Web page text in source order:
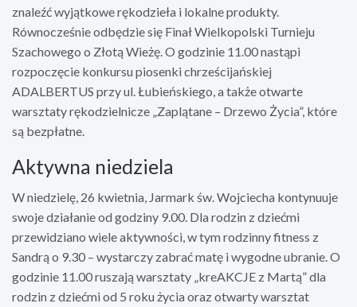
znaleźć wyjątkowe rękodzieła i lokalne produkty.
Równocześnie odbędzie się Finał Wielkopolski Turnieju
Szachowego o Złotą Wieżę. O godzinie 11.00 nastąpi
rozpoczęcie konkursu piosenki chrześcijańskiej
ADALBERTUS przy ul. Łubieńskiego, a także otwarte
warsztaty rękodzielnicze „Zaplątane – Drzewo Życia”, które
są bezpłatne.
Aktywna niedziela
W niedzielę, 26 kwietnia, Jarmark św. Wojciecha kontynuuje
swoje działanie od godziny 9.00. Dla rodzin z dziećmi
przewidziano wiele aktywności, w tym rodzinny fitness z
Sandrą o 9.30 – wystarczy zabrać matę i wygodne ubranie. O
godzinie 11.00 ruszają warsztaty „kreAKCJE z Martą” dla
rodzin z dziećmi od 5 roku życia oraz otwarty warsztat